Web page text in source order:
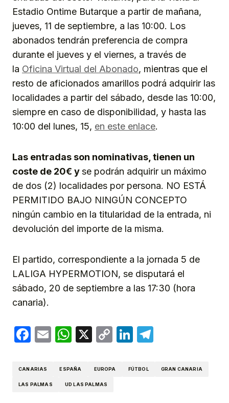
Estadio Ontime Butarque a partir de mañana,
jueves, 11 de septiembre, a las 10:00. Los
abonados tendrán preferencia de compra
durante el jueves y el viernes, a través de
la Oficina Virtual del Abonado, mientras que el
resto de aficionados amarillos podrá adquirir las
localidades a partir del sábado, desde las 10:00,
siempre en caso de disponibilidad, y hasta las
10:00 del lunes, 15, en este enlace.
Las entradas son nominativas, tienen un
coste de 20€ yse podrán adquirir un máximo
de dos (2) localidades por persona. NO ESTÁ
PERMITIDO BAJO NINGÚN CONCEPTO
ningún cambio en la titularidad de la entrada, ni
devolución del importe de la misma.
El partido, correspondiente a la jornada 5 de
LALIGA HYPERMOTION, se disputará el
sábado, 20 de septiembre a las 17:30 (hora
canaria).
Facebook
EmailWhatsApp
X
CopyLinkedIn
CANARIAS ESPAÑA EUROPA FÚTBOL GRAN CANARIA
LAS PALMAS UD LAS PALMAS